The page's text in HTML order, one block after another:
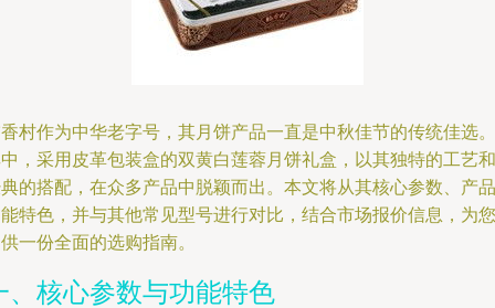
村作为中华老字号，其月饼产品一直是中秋佳节的传统佳选。
，采用皮革包装盒的双黄白莲蓉月饼礼盒，以其独特的工艺和
的搭配，在众多产品中脱颖而出。本文将从其核心参数、产品
特色，并与其他常见型号进行对比，结合市场报价信息，为您
一份全面的选购指南。
、核心参数与功能特色